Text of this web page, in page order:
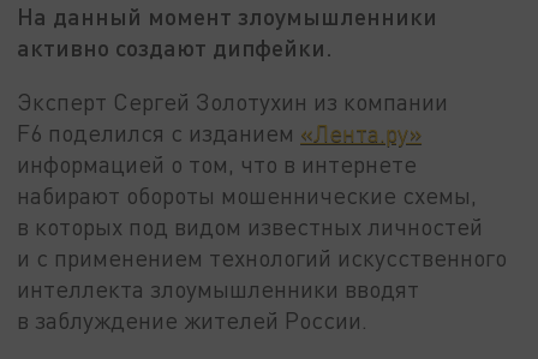
На данный момент злоумышленники
активно создают дипфейки.
Эксперт Сергей Золотухин из компании
F6 поделился с изданием «Лента.ру»
информацией о том, что в интернете
набирают обороты мошеннические схемы,
в которых под видом известных личностей
и с применением технологий искусственного
интеллекта злоумышленники вводят
в заблуждение жителей России.